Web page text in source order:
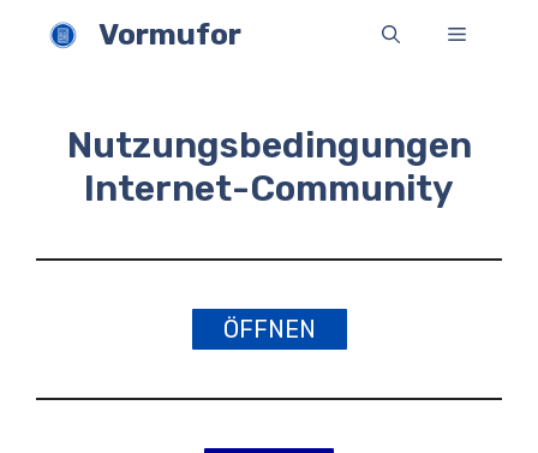
Inhalt
Vormufor Menü
Nutzungsbedingungen
Internet-Community
ÖFFNEN